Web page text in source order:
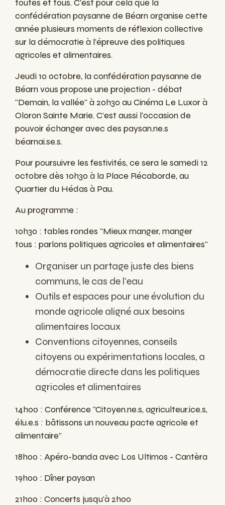
toutes et tous. C'est pour cela que la
confédération paysanne de Béarn organise cette
année plusieurs moments de réflexion collective
sur la démocratie à l'épreuve des politiques
agricoles et alimentaires.
Jeudi 10 octobre, la confédération paysanne de
Béarn vous propose une projection - débat
"Demain, la vallée" à 20h30 au Cinéma Le Luxor à
Oloron Sainte Marie. C'est aussi l'occasion de
pouvoir échanger avec des paysan.ne.s
béarnai.se.s.
Pour poursuivre les festivités, ce sera le samedi 12
octobre dès 10h30 à la Place Récaborde, au
Quartier du Hédas à Pau.
Au programme :
10h30 : tables rondes "Mieux manger, manger
tous : parlons politiques agricoles et alimentaires"
Organiser un partage juste des biens
communs, le cas de l'eau
Outils et espaces pour une évolution du
monde agricole aligné aux besoins
alimentaires locaux
Conventions citoyennes, conseils
citoyens ou expérimentations locales, a
démocratie directe dans les politiques
agricoles et alimentaires
14h00 : Conférence "Citoyen.ne.s, agriculteur.ice.s,
élu.e.s : bâtissons un nouveau pacte agricole et
alimentaire"
18h00 : Apéro-banda avec Los Ultimos - Cantèra
19h00 : Dîner paysan
21h00 : Concerts jusqu'à 2h00